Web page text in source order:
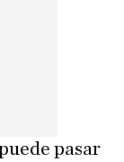
pasar